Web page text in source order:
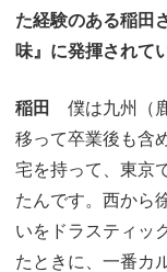
た経験のある稲田
味』に発揮されて
稲田 僕は九州（
移って卒業後も含
宅を持って、東京
たんです。西から
いをドラスティッ
たときに、一番カ